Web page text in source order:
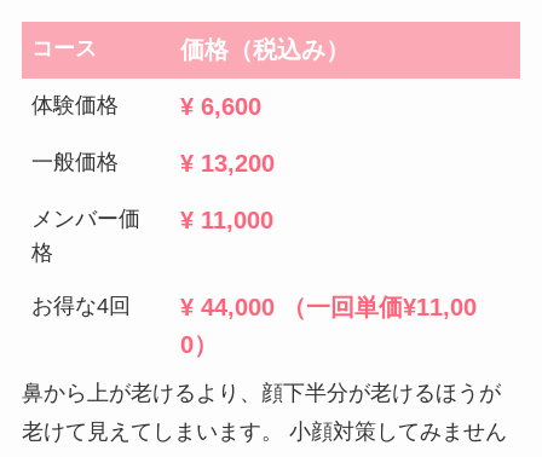
コース 価格（税込み）
体験価格 ¥ 6,600
一般価格 ¥ 13,200
メンバー価
格
¥ 11,000
お得な4回
¥ 44,000 （一回単価¥11,00
0）
鼻から上が老けるより、顔下半分が老けるほうが
老けて見えてしまいます。 小顔対策してみません